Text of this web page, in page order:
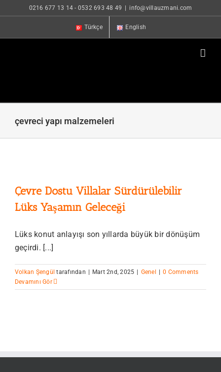
to
0216 677 13 14 - 0532 693 48 49 info@villauzmani.com
Türkçe English
çevreci yapı malzemeleri
Çevre Dostu Villalar Sürdürülebilir
Lüks Yaşamın Geleceği
Lüks konut anlayışı son yıllarda büyük bir dönüşüm
geçirdi. [...]
Volkan Şengül tarafından Mart 2nd, 2025 Genel
0 Comments
Devamını Gör